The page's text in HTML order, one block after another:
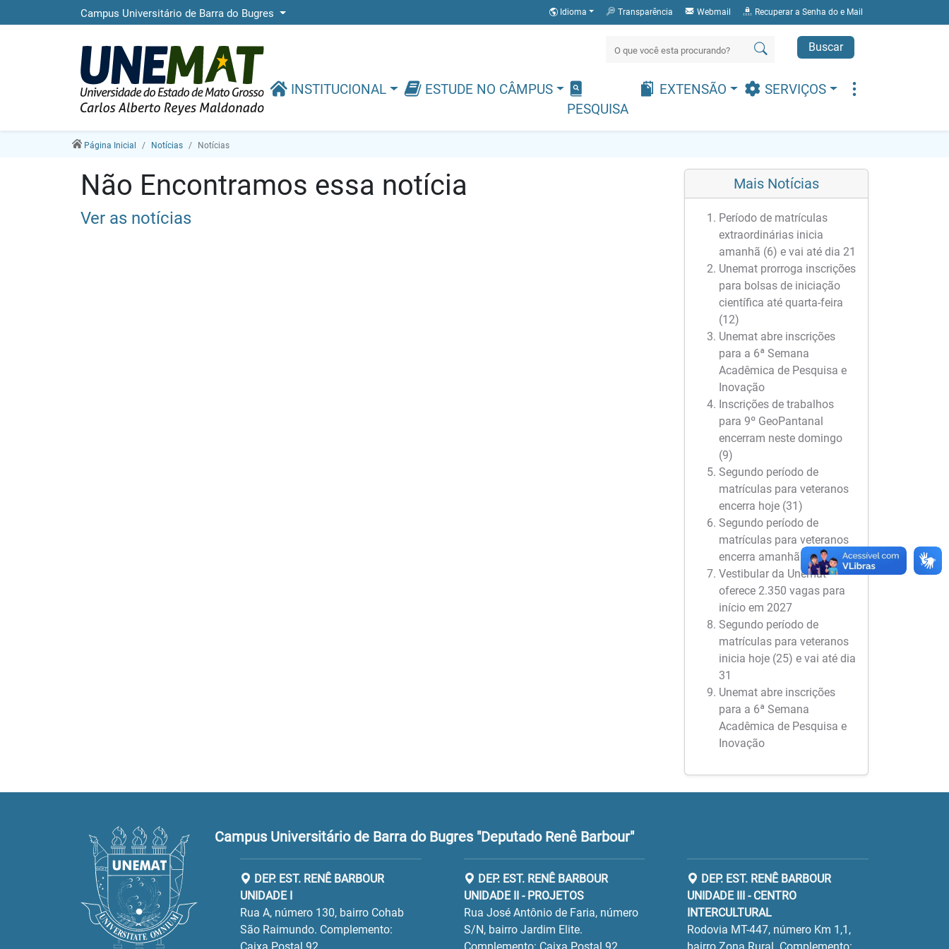
Campus Universitário de Barra do Bugres Idioma Transparência Webmail Recuperar a Senha do e Mail
Buscar
INSTITUCIONAL
ESTUDE NO CÂMPUS
PESQUISA
EXTENSÃO SERVIÇOS
Página Inicial Notícias Notícias
Não Encontramos essa notícia
Ver as notícias
Mais Notícias
Período de matrículas
extraordinárias inicia
amanhã (6) e vai até dia 21
Unemat prorroga inscrições
para bolsas de iniciação
científica até quarta-feira
(12)
Unemat abre inscrições
para a 6ª Semana
Acadêmica de Pesquisa e
Inovação
Inscrições de trabalhos
para 9º GeoPantanal
encerram neste domingo
(9)
Segundo período de
matrículas para veteranos
encerra hoje (31)
Segundo período de
matrículas para veteranos
encerra amanhã (31)
Vestibular da Unemat
oferece 2.350 vagas para
início em 2027
Segundo período de
matrículas para veteranos
inicia hoje (25) e vai até dia
31
Unemat abre inscrições
para a 6ª Semana
Acadêmica de Pesquisa e
Inovação
Campus Universitário de Barra do Bugres "Deputado Renê Barbour"
DEP. EST. RENÊ BARBOUR
UNIDADE I
Rua A, número 130, bairro Cohab
São Raimundo. Complemento:
DEP. EST. RENÊ BARBOUR
UNIDADE II - PROJETOS
Rua José Antônio de Faria, número
S/N, bairro Jardim Elite.
DEP. EST. RENÊ BARBOUR
UNIDADE III - CENTRO
INTERCULTURAL
Rodovia MT-447, número Km 1,1,